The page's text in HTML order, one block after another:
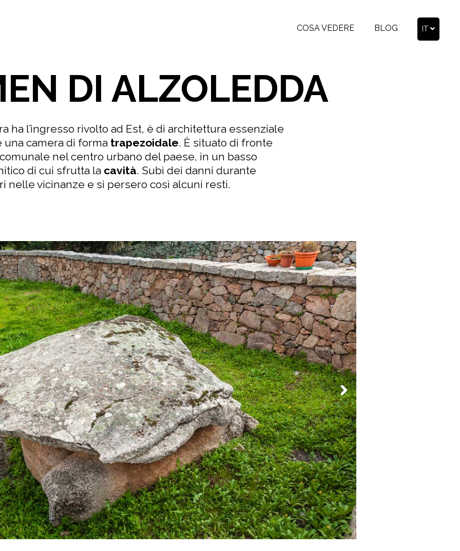
COSA VEDERE BLOG IT
DI ALZOLEDDA
ha l’ingresso rivolto ad Est, è di architettura essenziale
una camera di forma trapezoidale. È situato di fronte
nel centro urbano del paese, in un basso
di cui sfrutta la cavità. Subì dei danni durante
nelle vicinanze e si persero così alcuni resti.